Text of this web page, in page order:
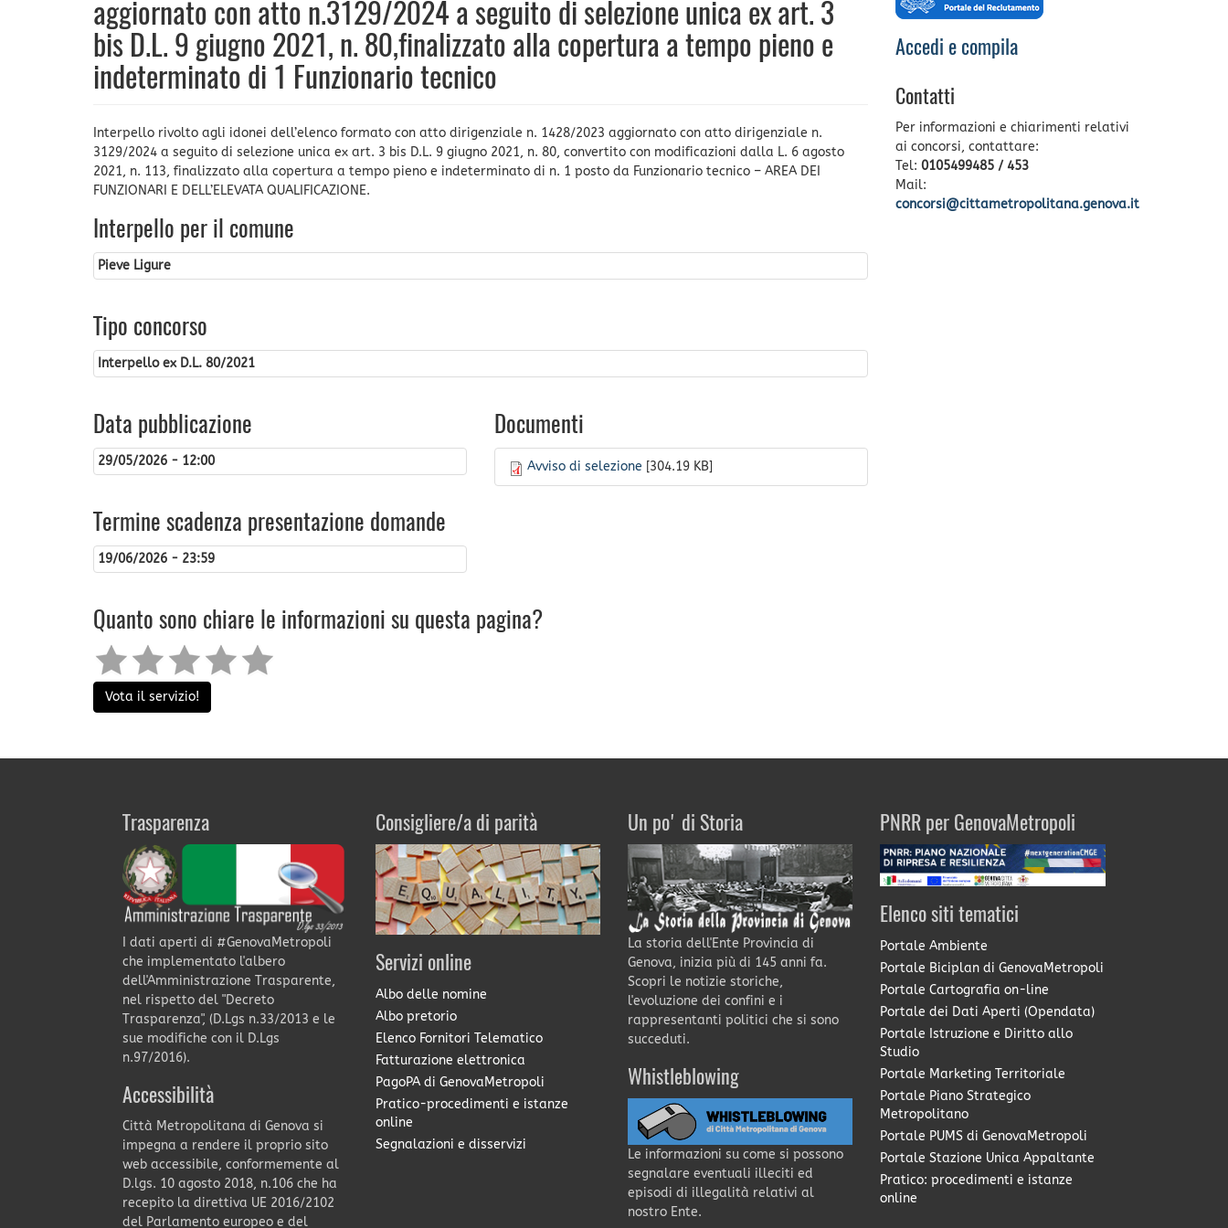
aggiornato con atto n.3129/2024 a seguito di selezione unica ex art. 3
bis D.L. 9 giugno 2021, n. 80,finalizzato alla copertura a tempo pieno e
indeterminato di 1 Funzionario tecnico
Interpello rivolto agli idonei dell’elenco formato con atto dirigenziale n. 1428/2023 aggiornato con atto dirigenziale n.
3129/2024 a seguito di selezione unica ex art. 3 bis D.L. 9 giugno 2021, n. 80, convertito con modificazioni dalla L. 6 agosto
2021, n. 113, finalizzato alla copertura a tempo pieno e indeterminato di n. 1 posto da Funzionario tecnico – AREA DEI
FUNZIONARI E DELL’ELEVATA QUALIFICAZIONE.
Interpello per il comune
Pieve Ligure
Tipo concorso
Interpello ex D.L. 80/2021
Data pubblicazione
29/05/2026 - 12:00
Termine scadenza presentazione domande
19/06/2026 - 23:59
Documenti
Avviso di selezione [304.19 KB]
Quanto sono chiare le informazioni su questa pagina?
Vota il servizio!
Accedi e compila
Contatti
Per informazioni e chiarimenti relativi
ai concorsi, contattare:
Tel: 0105499485 / 453
Mail:
concorsi@cittametropolitana.genova.it
Trasparenza
I dati aperti di #GenovaMetropoli
che implementato l'albero
dell'Amministrazione Trasparente,
nel rispetto del "Decreto
Trasparenza", (D.Lgs n.33/2013 e le
sue modifiche con il D.Lgs
n.97/2016).
Accessibilità
Città Metropolitana di Genova si
impegna a rendere il proprio sito
web accessibile, conformemente al
D.lgs. 10 agosto 2018, n.106 che ha
recepito la direttiva UE 2016/2102
del Parlamento europeo e del
Consigliere/a di parità
Servizi online
Albo delle nomine
Albo pretorio
Elenco Fornitori Telematico
Fatturazione elettronica
PagoPA di GenovaMetropoli
Pratico-procedimenti e istanze
online
Segnalazioni e disservizi
Un po' di Storia
La storia dell'Ente Provincia di
Genova, inizia più di 145 anni fa.
Scopri le notizie storiche,
l'evoluzione dei confini e i
rappresentanti politici che si sono
succeduti.
Whistleblowing
Le informazioni su come si possono
segnalare eventuali illeciti ed
episodi di illegalità relativi al
nostro Ente.
PNRR per GenovaMetropoli
Elenco siti tematici
Portale Ambiente
Portale Biciplan di GenovaMetropoli
Portale Cartografia on-line
Portale dei Dati Aperti (Opendata)
Portale Istruzione e Diritto allo
Studio
Portale Marketing Territoriale
Portale Piano Strategico
Metropolitano
Portale PUMS di GenovaMetropoli
Portale Stazione Unica Appaltante
Pratico: procedimenti e istanze
online